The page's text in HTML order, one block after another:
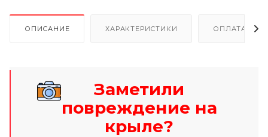
ОПИСАНИЕ ХАРАКТЕРИСТИКИ ОПЛАТА И
Заметили
повреждение на
крыле?